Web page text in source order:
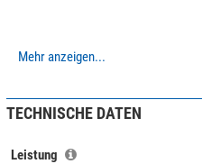
Mehr anzeigen...
TECHNISCHE DATEN
Leistung